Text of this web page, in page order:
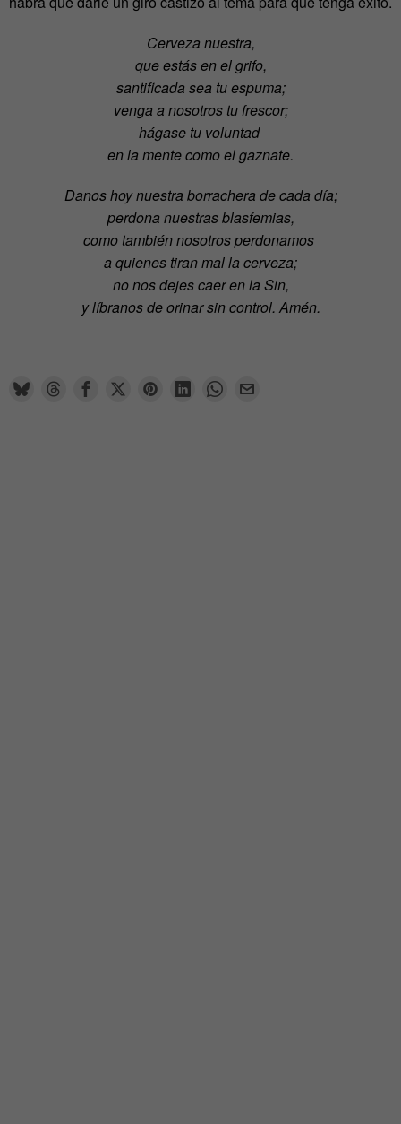
Cerveza nuestra,
que estás en el grifo,
santificada sea tu espuma;
venga a nosotros tu frescor;
hágase tu voluntad
en la mente como el gaznate.
Danos hoy nuestra borrachera de cada día;
perdona nuestras blasfemias,
como también nosotros perdonamos
a quienes tiran mal la cerveza;
no nos dejes caer en la Sin,
y líbranos de orinar sin control. Amén.